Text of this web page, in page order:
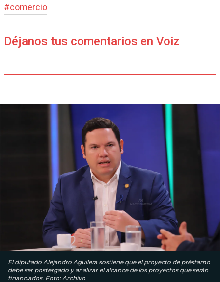
#comercio
Déjanos tus comentarios en Voiz
El diputado Alejandro Aguilera sostiene que el proyecto de préstamo
debe ser postergado y analizar el alcance de los proyectos que serán
financiados. Foto: Archivo